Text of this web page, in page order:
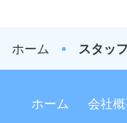
ホーム スタッ
ホーム 会社